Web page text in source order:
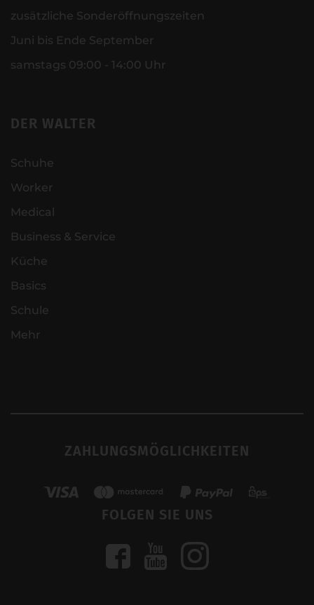
zusätzliche Sonderöffnungszeiten
Juni bis Ende September
samstags 09:00 - 14:00 Uhr
DER WALTER
Schuhe
Worker
Medical
Business & Service
Küche
Basics
Schule
Mehr
ZAHLUNGSMÖGLICHKEITEN
FOLGEN SIE UNS